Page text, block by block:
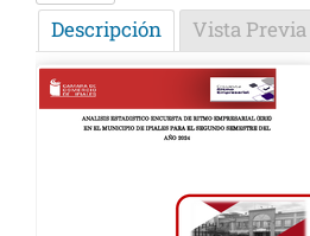
Descripción Vista Previa